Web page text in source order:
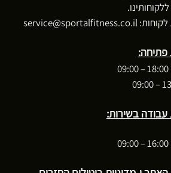
לקוחות:service@sportalfitness.co.il
פתיחה:
בשירות: